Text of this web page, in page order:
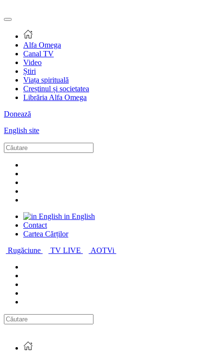
Alfa Omega
Canal TV
Video
Știri
Viața spirituală
Creștinul și societatea
Librăria Alfa Omega
Donează
English site
in English
Contact
Cartea Cărților
Rugăciune
TV LIVE AOTVi